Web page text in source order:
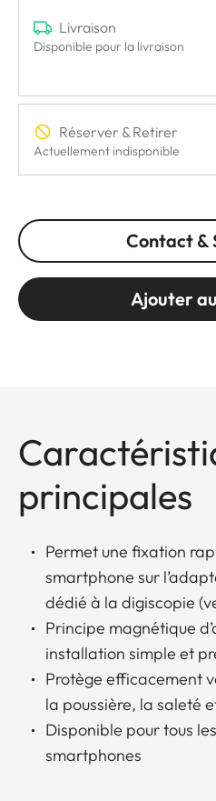
Livraison
Disponible pour la livraison
Réserver & Retirer
Actuellement indisponible
Contact &
Ajouter
principales
Permet une fixation
smartphone sur
dédié à la digiscopie
Principe magnétique
installation simple et
Protège efficacement
la poussière, la saleté
Disponible pour tous
smartphones